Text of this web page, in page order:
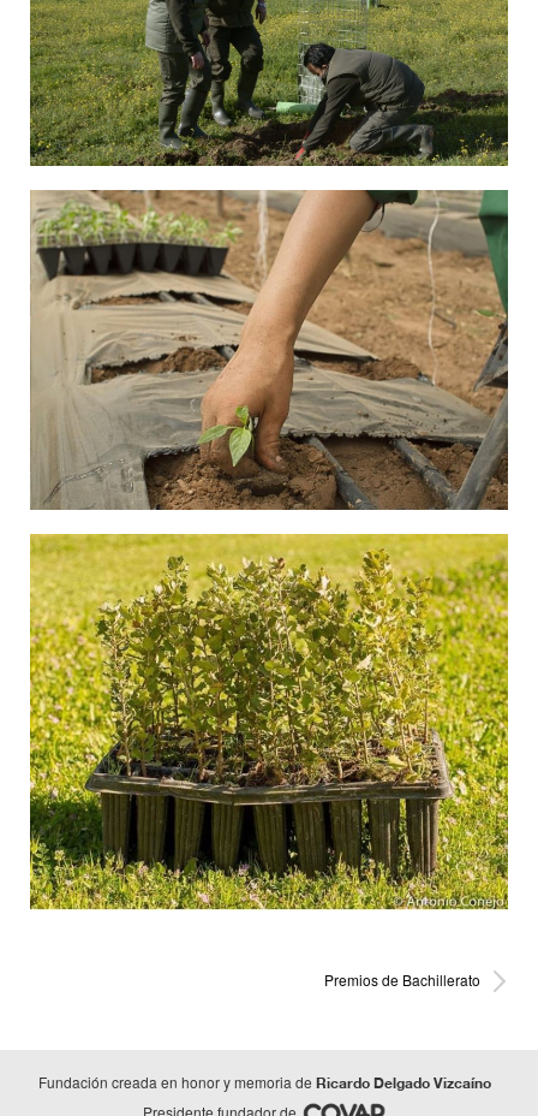
Premios de Bachillerato
Fundación creada en honor y memoria deRicardo Delgado Vizcaíno
Presidente fundador de